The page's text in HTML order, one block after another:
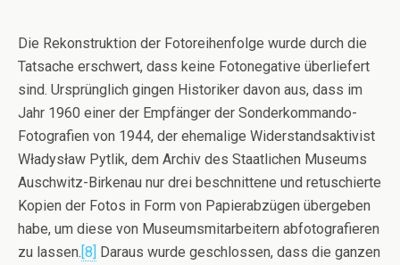
Die Rekonstruktion der Fotoreihenfolge wurde durch die
Tatsache erschwert, dass keine Fotonegative überliefert
sind. Ursprünglich gingen Historiker davon aus, dass im
Jahr 1960 einer der Empfänger der Sonderkommando-
Fotografien von 1944, der ehemalige Widerstandsaktivist
Władysław Pytlik, dem Archiv des Staatlichen Museums
Auschwitz-Birkenau nur drei beschnittene und retuschierte
Kopien der Fotos in Form von Papierabzügen übergeben
habe, um diese von Museumsmitarbeitern abfotografieren
zu lassen.[8] Daraus wurde geschlossen, dass die ganzen